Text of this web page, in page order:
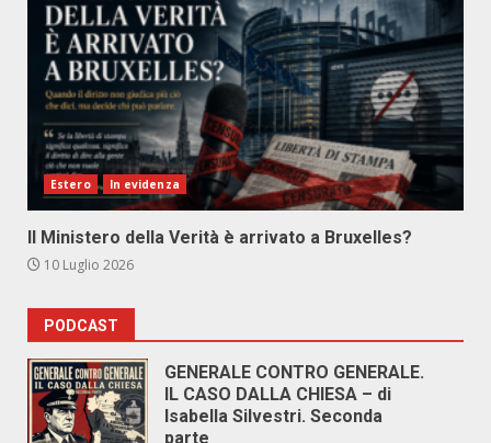
Estero In evidenza
Il Ministero della Verità è arrivato a Bruxelles?
10 Luglio 2026
PODCAST
GENERALE CONTRO GENERALE.
IL CASO DALLA CHIESA – di
Isabella Silvestri. Seconda
parte